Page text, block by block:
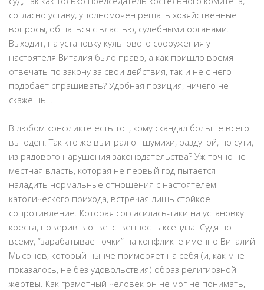
согласно уставу, уполномочен решать хозяйственные
вопросы, общаться с властью, судебными органами.
Выходит, на установку культового сооружения у
настоятеля Виталия было право, а как пришло время
отвечать по закону за свои действия, так и не с него
подобает спрашивать? Удобная позиция, ничего не
скажешь…
В любом конфликте есть тот, кому скандал больше всего
выгоден. Так кто же выиграл от шумихи, раздутой, по сути,
из рядового нарушения законодательства? Уж точно не
местная власть, которая не первый год пытается
наладить нормальные отношения с настоятелем
католического прихода, встречая лишь стойкое
сопротивление. Которая согласилась-таки на установку
креста, поверив в ответственность ксендза. Судя по
всему, “зарабатывает очки” на конфликте именно Виталий
Мысонов, который нынче примеряет на себя (и, как мне
показалось, не без удовольствия) образ религиозной
жертвы. Как грамотный человек он не мог не понимать,